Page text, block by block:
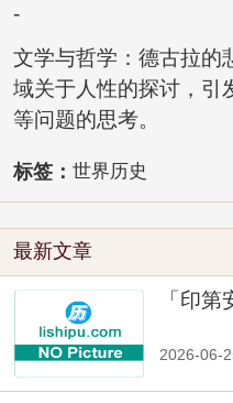
-
文学与哲学：德古拉的
域关于人性的探讨，引
等问题的思考。
标签： 世界历史
最新文章
「印
2026-06-